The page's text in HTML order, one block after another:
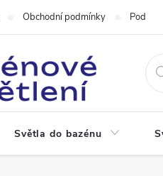
Obchodní podmínky
Světla do bazénu